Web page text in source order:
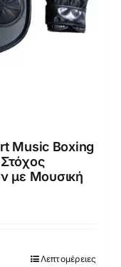
Music Boxing
με Μουσική
Λεπτομέρειες